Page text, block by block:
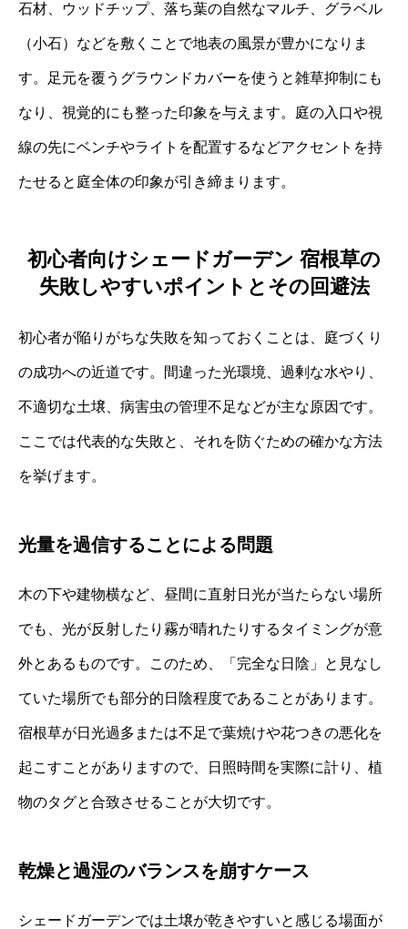
石材、ウッドチップ、落ち葉の自然なマルチ、グラベル
（小石）などを敷くことで地表の風景が豊かになりま
す。足元を覆うグラウンドカバーを使うと雑草抑制にも
なり、視覚的にも整った印象を与えます。庭の入口や視
線の先にベンチやライトを配置するなどアクセントを持
たせると庭全体の印象が引き締まります。
初心者向けシェードガーデン 宿根草の
失敗しやすいポイントとその回避法
初心者が陥りがちな失敗を知っておくことは、庭づくり
の成功への近道です。間違った光環境、過剰な水やり、
不適切な土壌、病害虫の管理不足などが主な原因です。
ここでは代表的な失敗と、それを防ぐための確かな方法
を挙げます。
光量を過信することによる問題
木の下や建物横など、昼間に直射日光が当たらない場所
でも、光が反射したり霧が晴れたりするタイミングが意
外とあるものです。このため、「完全な日陰」と見なし
ていた場所でも部分的日陰程度であることがあります。
宿根草が日光過多または不足で葉焼けや花つきの悪化を
起こすことがありますので、日照時間を実際に計り、植
物のタグと合致させることが大切です。
乾燥と過湿のバランスを崩すケース
シェードガーデンでは土壌が乾きやすいと感じる場面が